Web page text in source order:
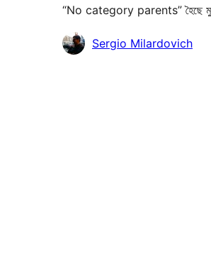
“No category parents” হৈছে
অৱদানকাৰীসকলSergio Milardovich